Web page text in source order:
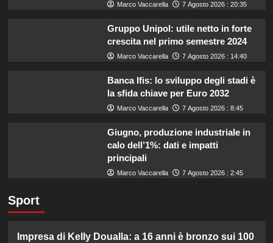
Marco Vaccarella 7 Agosto 2026 : 20:35
Gruppo Unipol: utile netto in forte
crescita nel primo semestre 2024
Marco Vaccarella 7 Agosto 2026 : 14:40
Banca Ifis: lo sviluppo degli stadi è
la sfida chiave per Euro 2032
Marco Vaccarella 7 Agosto 2026 : 8:45
Giugno, produzione industriale in
calo dell’1%: dati e impatti
principali
Marco Vaccarella 7 Agosto 2026 : 2:45
Sport
Impresa di Kelly Doualla: a 16 anni è bronzo sui 100